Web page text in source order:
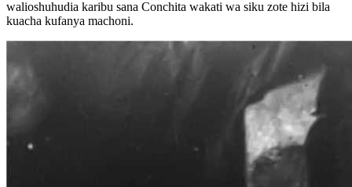
walioshuhudia karibu sana Conchita wakati wa siku zote hizi bila
kuacha kufanya machoni.